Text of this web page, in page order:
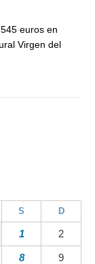
euros en
Virgen del
S D
1 2
8 9